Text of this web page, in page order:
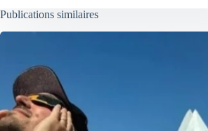
Publications similaires